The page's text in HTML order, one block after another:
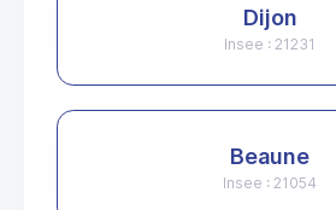
Dijon
Insee : 21231
Beaune
Insee : 21054